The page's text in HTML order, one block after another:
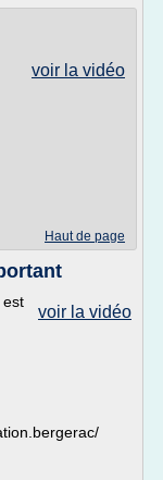
voir la vidéo
Haut de page
voir la vidéo
est